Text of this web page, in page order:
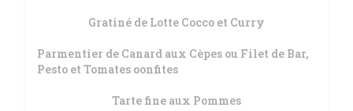
Gratiné de Lotte Cocco et Curry
Parmentier de Canard aux Cèpes ou Filet de Bar,
Pesto et Tomates oonfites
Tarte fine aux Pommes